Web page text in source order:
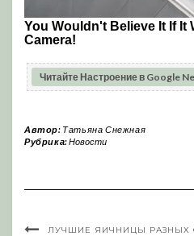
Читайте Настроение в Google
Автор: Татьяна Снежная
Рубрика:Новости
ЛУЧШИЕ ЯИЧНИЦЫ РАЗНЫХ